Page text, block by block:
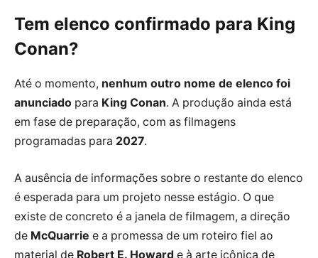
Tem elenco confirmado para King
Conan?
Até o momento, nenhum outro nome de elenco foi
anunciado para King Conan. A produção ainda está
em fase de preparação, com as filmagens
programadas para 2027.
A ausência de informações sobre o restante do elenco
é esperada para um projeto nesse estágio. O que
existe de concreto é a janela de filmagem, a direção
de McQuarrie e a promessa de um roteiro fiel ao
material de Robert E. Howard e à arte icônica de